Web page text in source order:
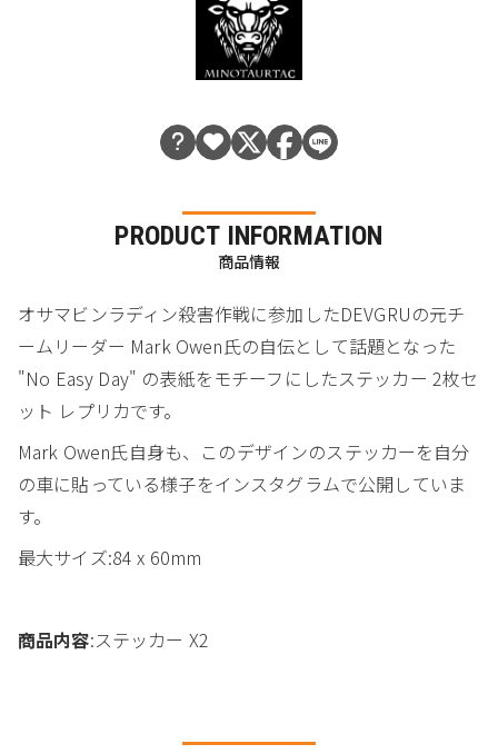
PRODUCT INFORMATION
商品情報
オサマビンラディン殺害作戦に参加したDEVGRUの元チ
ームリーダー Mark Owen氏の自伝として話題となった
"No Easy Day" の表紙をモチーフにしたステッカー 2枚セ
ット レプリカです。
Mark Owen氏自身も、このデザインのステッカーを自分
の車に貼っている様子をインスタグラムで公開していま
す。
最大サイズ:84 x 60mm
商品内容:ステッカー X2